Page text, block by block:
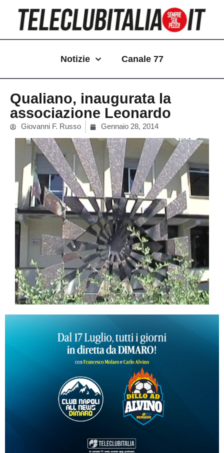
contenuto
Notizie Canale 77
Qualiano, inaugurata la
associazione Leonardo
Giovanni F. Russo Gennaio 28, 2014